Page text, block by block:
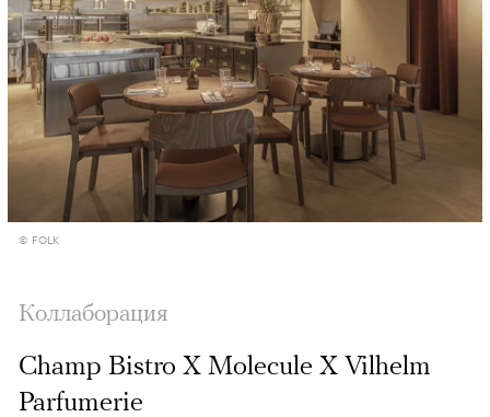
© FOLK
Коллаборация
Champ Bistro X Molecule X Vilhelm
Parfumerie